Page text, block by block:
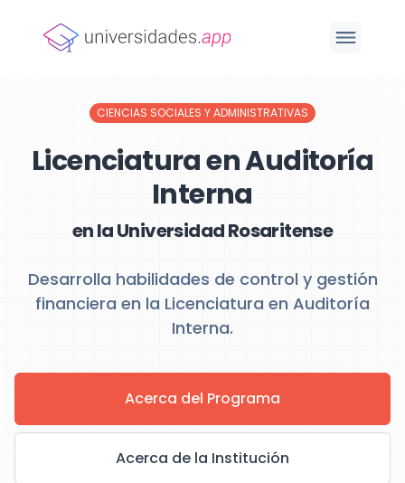
CIENCIAS SOCIALES Y ADMINISTRATIVAS
Licenciatura en Auditoría
Interna
en la Universidad Rosaritense
Desarrolla habilidades de control y gestión
financiera en la Licenciatura en Auditoría
Interna.
Acerca del Programa
Acerca de la Institución